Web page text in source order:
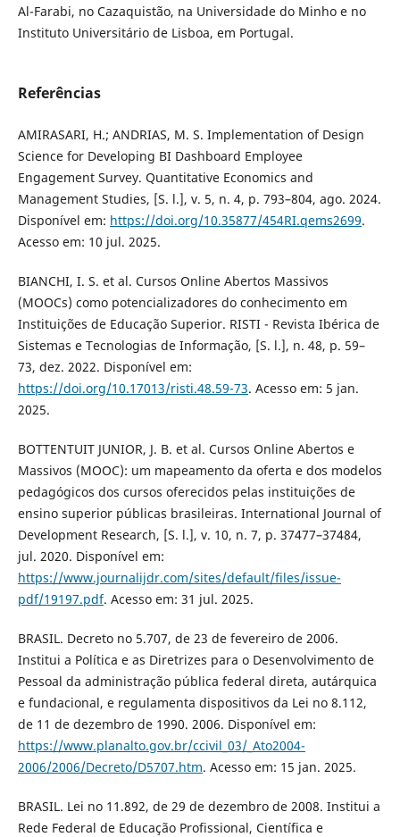
Al-Farabi, no Cazaquistão, na Universidade do Minho e no
Instituto Universitário de Lisboa, em Portugal.
Referências
AMIRASARI, H.; ANDRIAS, M. S. Implementation of Design
Science for Developing BI Dashboard Employee
Engagement Survey. Quantitative Economics and
Management Studies, [S. l.], v. 5, n. 4, p. 793–804, ago. 2024.
Disponível em: https://doi.org/10.35877/454RI.qems2699.
Acesso em: 10 jul. 2025.
BIANCHI, I. S. et al. Cursos Online Abertos Massivos
(MOOCs) como potencializadores do conhecimento em
Instituições de Educação Superior. RISTI - Revista Ibérica de
Sistemas e Tecnologias de Informação, [S. l.], n. 48, p. 59–
73, dez. 2022. Disponível em:
https://doi.org/10.17013/risti.48.59-73. Acesso em: 5 jan.
2025.
BOTTENTUIT JUNIOR, J. B. et al. Cursos Online Abertos e
Massivos (MOOC): um mapeamento da oferta e dos modelos
pedagógicos dos cursos oferecidos pelas instituições de
ensino superior públicas brasileiras. International Journal of
Development Research, [S. l.], v. 10, n. 7, p. 37477–37484,
jul. 2020. Disponível em:
https://www.journalijdr.com/sites/default/files/issue-
pdf/19197.pdf. Acesso em: 31 jul. 2025.
BRASIL. Decreto no 5.707, de 23 de fevereiro de 2006.
Institui a Política e as Diretrizes para o Desenvolvimento de
Pessoal da administração pública federal direta, autárquica
e fundacional, e regulamenta dispositivos da Lei no 8.112,
de 11 de dezembro de 1990. 2006. Disponível em:
https://www.planalto.gov.br/ccivil_03/_Ato2004-
2006/2006/Decreto/D5707.htm. Acesso em: 15 jan. 2025.
BRASIL. Lei no 11.892, de 29 de dezembro de 2008. Institui a
Rede Federal de Educação Profissional, Científica e